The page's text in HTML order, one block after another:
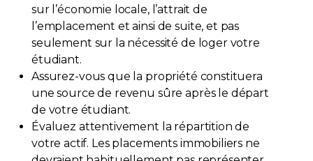
sur l’économie locale, l’attrait de
l’emplacement et ainsi de suite, et pas
seulement sur la nécessité de loger votre
étudiant.
Assurez-vous que la propriété constituera
une source de revenu sûre après le départ
de votre étudiant.
Évaluez attentivement la répartition de
votre actif. Les placements immobiliers ne